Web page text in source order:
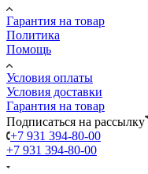
Гарантия на товар
Политика
Помощь
Условия оплаты
Условия доставки
Гарантия на товар
Подписаться на рассылку
+7 931 394-80-00
+7 931 394-80-00